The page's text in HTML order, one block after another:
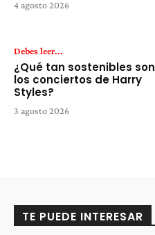
4 agosto 2026
Debes leer...
¿Qué tan sostenibles son
los conciertos de Harry
Styles?
3 agosto 2026
TE PUEDE INTERESAR